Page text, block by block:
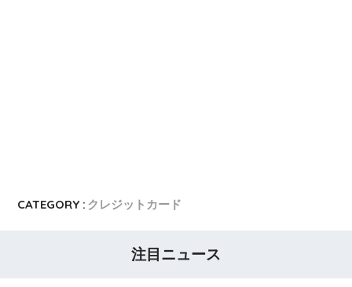
CATEGORY : クレジットカード
注目ニュース